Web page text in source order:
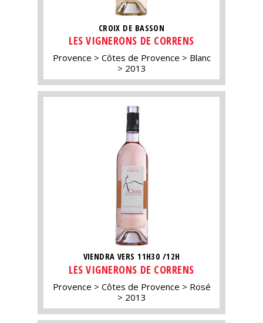
CROIX DE BASSON
LES VIGNERONS DE CORRENS
Provence Côtes de Provence
Blanc
2013
VIENDRA VERS 11H30 /12H
LES VIGNERONS DE CORRENS
Provence Côtes de Provence
Rosé
2013